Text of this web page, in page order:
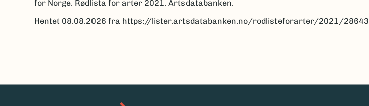
for Norge. Rødlista for arter 2021. Artsdatabanken.
Hentet 08.08.2026 fra https://lister.artsdatabanken.no/rodlisteforarter/2021/28643